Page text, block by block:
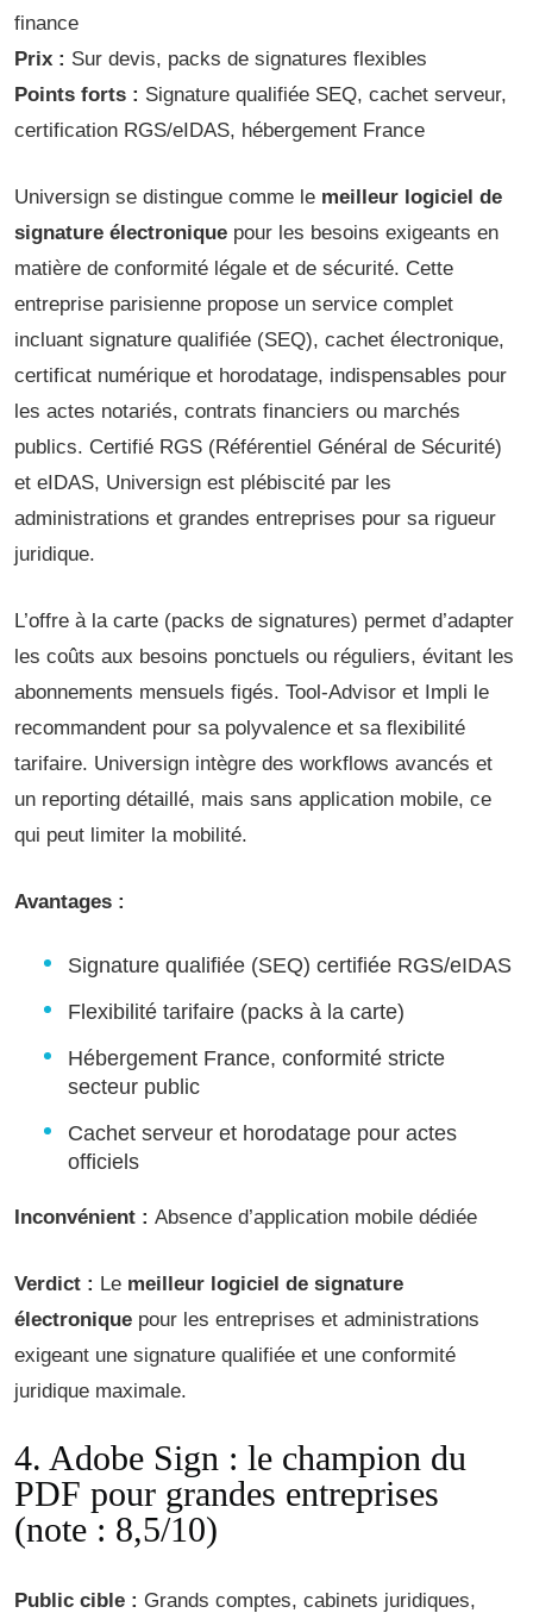
finance
Prix : Sur devis, packs de signatures flexibles
Points forts : Signature qualifiée SEQ, cachet serveur,
certification RGS/eIDAS, hébergement France
Universign se distingue comme le meilleur logiciel de
signature électronique pour les besoins exigeants en
matière de conformité légale et de sécurité. Cette
entreprise parisienne propose un service complet
incluant signature qualifiée (SEQ), cachet électronique,
certificat numérique et horodatage, indispensables pour
les actes notariés, contrats financiers ou marchés
publics. Certifié RGS (Référentiel Général de Sécurité)
et eIDAS, Universign est plébiscité par les
administrations et grandes entreprises pour sa rigueur
juridique.
L’offre à la carte (packs de signatures) permet d’adapter
les coûts aux besoins ponctuels ou réguliers, évitant les
abonnements mensuels figés. Tool-Advisor et Impli le
recommandent pour sa polyvalence et sa flexibilité
tarifaire. Universign intègre des workflows avancés et
un reporting détaillé, mais sans application mobile, ce
qui peut limiter la mobilité.
Avantages :
Signature qualifiée (SEQ) certifiée RGS/eIDAS
Flexibilité tarifaire (packs à la carte)
Hébergement France, conformité stricte
secteur public
Cachet serveur et horodatage pour actes
officiels
Inconvénient : Absence d’application mobile dédiée
Verdict : Le meilleur logiciel de signature
électronique pour les entreprises et administrations
exigeant une signature qualifiée et une conformité
juridique maximale.
4. Adobe Sign : le champion du
PDF pour grandes entreprises
(note : 8,5/10)
Public cible : Grands comptes, cabinets juridiques,